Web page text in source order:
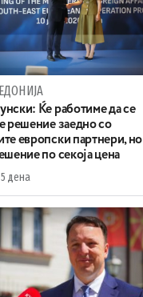
Ќе работиме да се
решение заедно со
европски партнери, но
по секоја цена
дена